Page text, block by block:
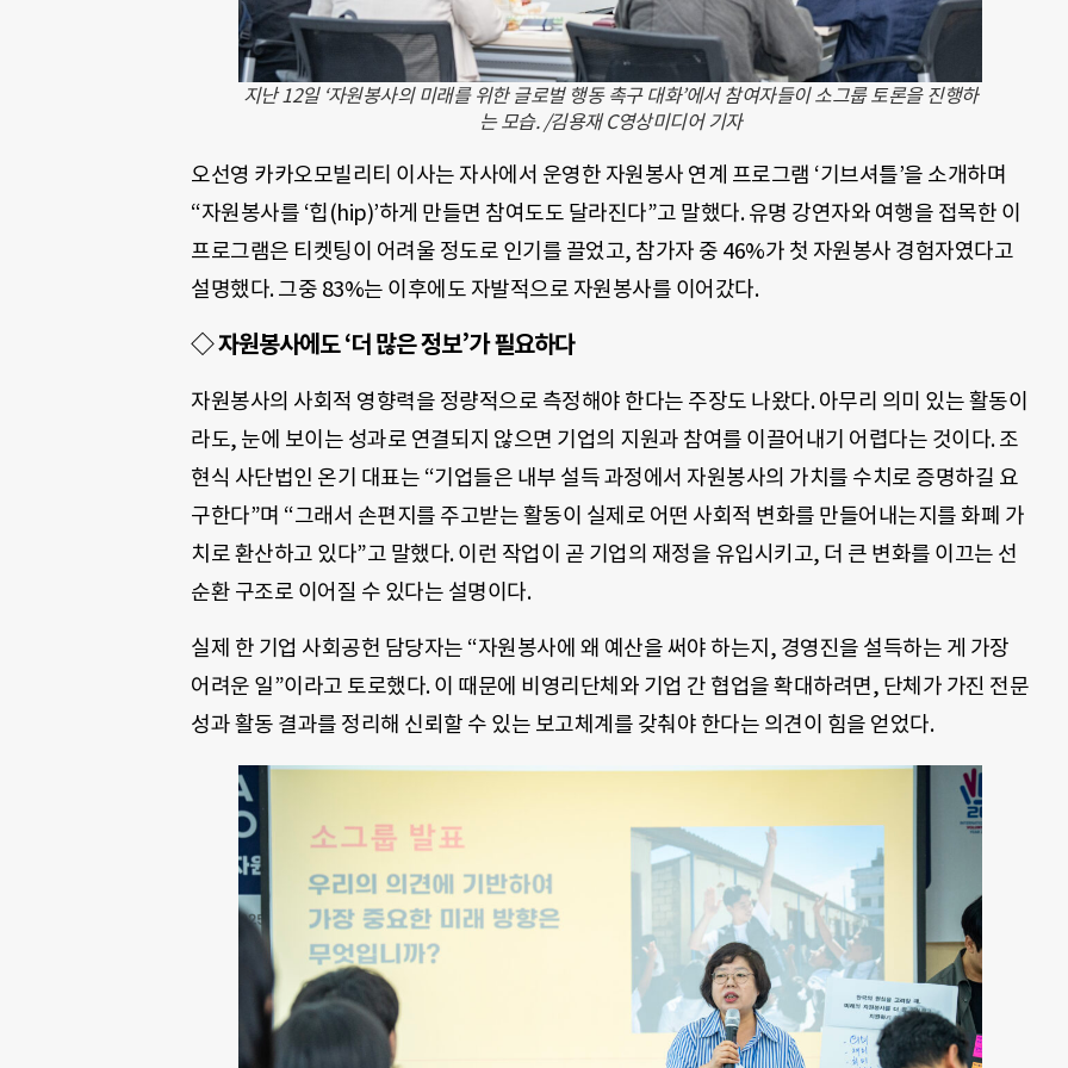
지난 12일 ‘자원봉사의 미래를 위한 글로벌 행동 촉구 대화’에서 참여자들이 소그룹 토론을 진행하
는 모습. /김용재 C영상미디어 기자
오선영 카카오모빌리티 이사는 자사에서 운영한 자원봉사 연계 프로그램 ‘기브셔틀’을 소개하며
“자원봉사를 ‘힙(hip)’하게 만들면 참여도도 달라진다”고 말했다. 유명 강연자와 여행을 접목한 이
프로그램은 티켓팅이 어려울 정도로 인기를 끌었고, 참가자 중 46%가 첫 자원봉사 경험자였다고
설명했다. 그중 83%는 이후에도 자발적으로 자원봉사를 이어갔다.
◇ 자원봉사에도 ‘더 많은 정보’가 필요하다
자원봉사의 사회적 영향력을 정량적으로 측정해야 한다는 주장도 나왔다. 아무리 의미 있는 활동이
라도, 눈에 보이는 성과로 연결되지 않으면 기업의 지원과 참여를 이끌어내기 어렵다는 것이다. 조
현식 사단법인 온기 대표는 “기업들은 내부 설득 과정에서 자원봉사의 가치를 수치로 증명하길 요
구한다”며 “그래서 손편지를 주고받는 활동이 실제로 어떤 사회적 변화를 만들어내는지를 화폐 가
치로 환산하고 있다”고 말했다. 이런 작업이 곧 기업의 재정을 유입시키고, 더 큰 변화를 이끄는 선
순환 구조로 이어질 수 있다는 설명이다.
실제 한 기업 사회공헌 담당자는 “자원봉사에 왜 예산을 써야 하는지, 경영진을 설득하는 게 가장
어려운 일”이라고 토로했다. 이 때문에 비영리단체와 기업 간 협업을 확대하려면, 단체가 가진 전문
성과 활동 결과를 정리해 신뢰할 수 있는 보고체계를 갖춰야 한다는 의견이 힘을 얻었다.